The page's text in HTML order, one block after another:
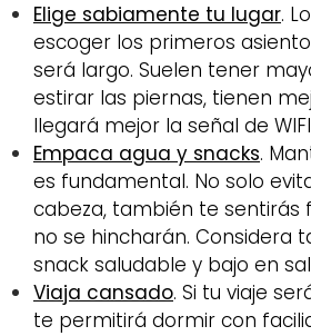
Elige sabiamente tu lugar.
escoger los primeros
será largo. Suelen tener
estirar las piernas, tienen
llegará mejor la señal de
Empaca agua y snacks.
es fundamental. No solo
cabeza, también te sentirás
no se hincharán. Considera
snack saludable y bajo en
Viaja cansado. Si tu viaje
te permitirá dormir con